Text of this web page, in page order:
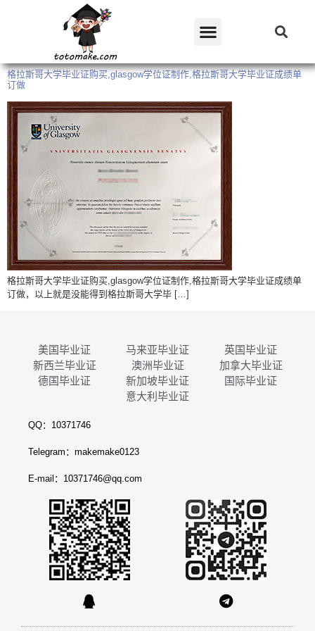
格拉斯哥大学毕业证购买,glasgow学位证制作,格拉斯哥大学毕业证成绩单
订做
格拉斯哥大学毕业证购买,glasgow学位证制作,格拉斯哥大学毕业证成绩单
订做，以上就是没能得到格拉斯哥大学毕 […]
美国毕业证 马来亚毕业证
英国毕业证
新西兰毕业证
澳洲毕业证
加拿大毕业证
德国毕业证
新加坡毕业证
国际毕业证
意大利毕业证
QQ：10371746
Telegram：makemake0123
E-mail：10371746@qq.com